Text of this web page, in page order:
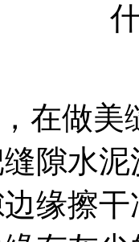
在做
隙水
缘擦